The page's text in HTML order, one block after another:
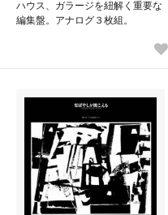
ハウス、ガラージを紐解く重要な
編集盤。アナログ３枚組。